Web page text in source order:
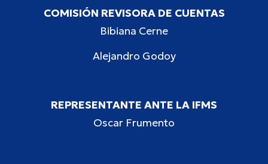
COMISIÓN REVISORA DE CUENTAS
Bibiana Cerne
Alejandro Godoy
REPRESENTANTE ANTE LA IFMS
Oscar Frumento